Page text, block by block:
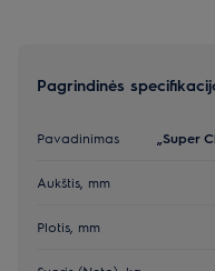
Pagrindinės
Pavadinimas „Super
Aukštis, mm
Plotis, mm